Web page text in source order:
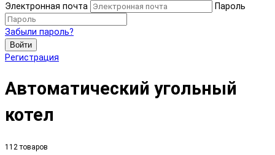
Электронная почта
Пароль
Забыли пароль?
Войти
Регистрация
Автоматический угольный
котел
112 товаров